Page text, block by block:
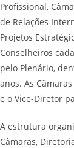
Profissional,
de Relações
Projetos
Conselheiros
pelo Plenário,
anos. As
e o Vice-Diretor
A estrutura
Câmaras,